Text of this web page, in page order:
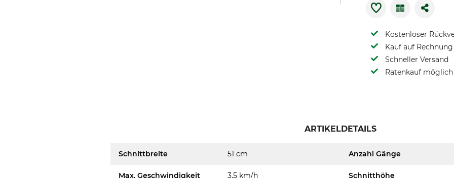
Kostenloser
Kauf auf
Schneller Versand
Ratenkauf möglich
ARTIKELDETAILS
Schnittbreite 51 cm Anzahl Gänge
Max. Geschwindigkeit 3,5 km/h Schnitthöhe